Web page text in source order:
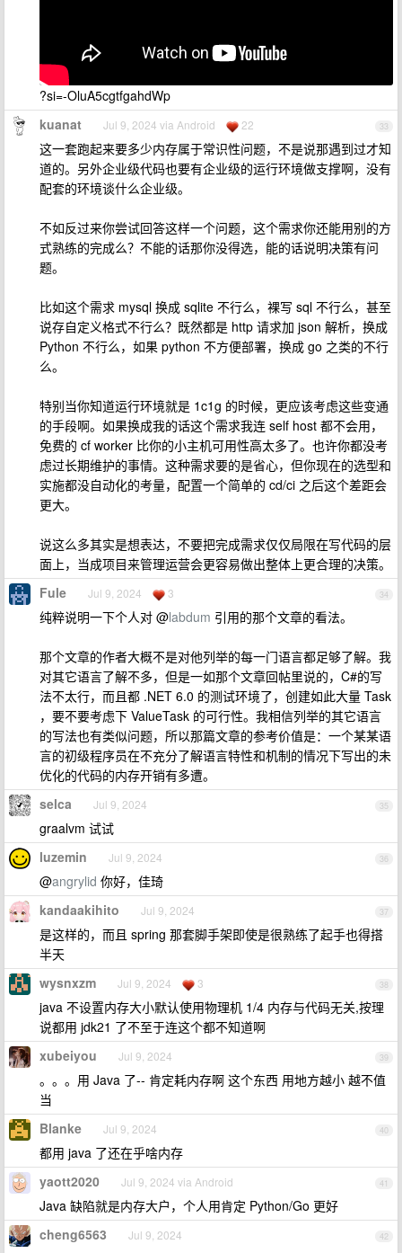
?si=-OluA5cgtfgahdWp
33
kuanat Jul 9, 2024 via Android 22
这一套跑起来要多少内存属于常识性问题，不是说那遇到过才知
道的。另外企业级代码也要有企业级的运行环境做支撑啊，没有
配套的环境谈什么企业级。
不如反过来你尝试回答这样一个问题，这个需求你还能用别的方
式熟练的完成么？不能的话那你没得选，能的话说明决策有问
题。
比如这个需求 mysql 换成 sqlite 不行么，裸写 sql 不行么，甚至
说存自定义格式不行么？既然都是 http 请求加 json 解析，换成
Python 不行么，如果 python 不方便部署，换成 go 之类的不行
么。
特别当你知道运行环境就是 1c1g 的时候，更应该考虑这些变通
的手段啊。如果换成我的话这个需求我连 self host 都不会用，
免费的 cf worker 比你的小主机可用性高太多了。也许你都没考
虑过长期维护的事情。这种需求要的是省心，但你现在的选型和
实施都没自动化的考量，配置一个简单的 cd/ci 之后这个差距会
更大。
说这么多其实是想表达，不要把完成需求仅仅局限在写代码的层
面上，当成项目来管理运营会更容易做出整体上更合理的决策。
34
Fule Jul 9, 2024 3
纯粹说明一下个人对 @labdum 引用的那个文章的看法。
那个文章的作者大概不是对他列举的每一门语言都足够了解。我
对其它语言了解不多，但是一如那个文章回帖里说的，C#的写
法不太行，而且都 .NET 6.0 的测试环境了，创建如此大量 Task
，要不要考虑下 ValueTask 的可行性。我相信列举的其它语言
的写法也有类似问题，所以那篇文章的参考价值是：一个某某语
言的初级程序员在不充分了解语言特性和机制的情况下写出的未
优化的代码的内存开销有多遭。
35
selca Jul 9, 2024
graalvm 试试
36
luzemin Jul 9, 2024
@angrylid 你好，佳琦
37
kandaakihito Jul 9, 2024
是这样的，而且 spring 那套脚手架即使是很熟练了起手也得搭
半天
38
wysnxzm Jul 9, 2024 3
java 不设置内存大小默认使用物理机 1/4 内存与代码无关,按理
说都用 jdk21 了不至于连这个都不知道啊
39
xubeiyou Jul 9, 2024
。。。用 Java 了-- 肯定耗内存啊 这个东西 用地方越小 越不值
当
40
Blanke Jul 9, 2024
都用 java 了还在乎啥内存
41
yaott2020 Jul 9, 2024 via Android
Java 缺陷就是内存大户，个人用肯定 Python/Go 更好
42
cheng6563 Jul 9, 2024